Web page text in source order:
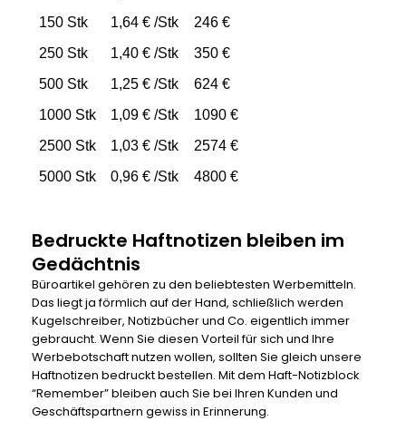
150 Stk
1,64 € /Stk
246 €
250 Stk
1,40 € /Stk
350 €
500 Stk
1,25 € /Stk
624 €
1000 Stk
1,09 € /Stk
1090 €
2500 Stk
1,03 € /Stk
2574 €
5000 Stk
0,96 € /Stk 4800 €
Bedruckte Haftnotizen bleiben im
Gedächtnis
Büroartikel gehören zu den beliebtesten Werbemitteln.
Das liegt ja förmlich auf der Hand, schließlich werden
Kugelschreiber, Notizbücher und Co. eigentlich immer
gebraucht. Wenn Sie diesen Vorteil für sich und Ihre
Werbebotschaft nutzen wollen, sollten Sie gleich unsere
Haftnotizen bedruckt bestellen. Mit dem Haft-Notizblock
“Remember” bleiben auch Sie bei Ihren Kunden und
Geschäftspartnern gewiss in Erinnerung.